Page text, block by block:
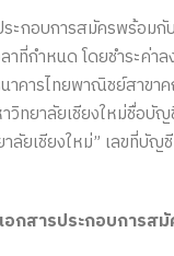
ะกอบการสมัครพร้อมกั
าที่กำหนด โดยชำระค่า
คารไทยพาณิชย์สาขา
ทยาลัยเชียงใหม่ชื่อบัญ
ลัยเชียงใหม่” เลขที่บัญ
อกสารประกอบการส